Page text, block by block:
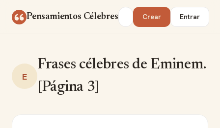
Pensamientos Célebres Buscar Crear Entrar
E
Frases célebres de Eminem.
[Página 3]